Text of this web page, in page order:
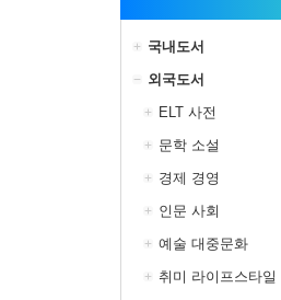
국내도서
외국도서
ELT 사전
문학 소설
경제 경영
인문 사회
예술 대중문화
취미 라이프스타일